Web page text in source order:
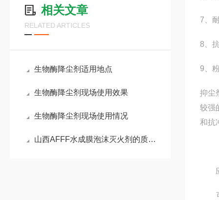
相关文章
RELATED ARTICLES
生物酶降尘剂适用地点
生物酶降尘剂现场使用效果
生物酶降尘剂现场使用情况
山西AFFF水成膜泡沫灭火剂的质检报告
7、
8、
9、
抑尘
较强
和抗
应
可